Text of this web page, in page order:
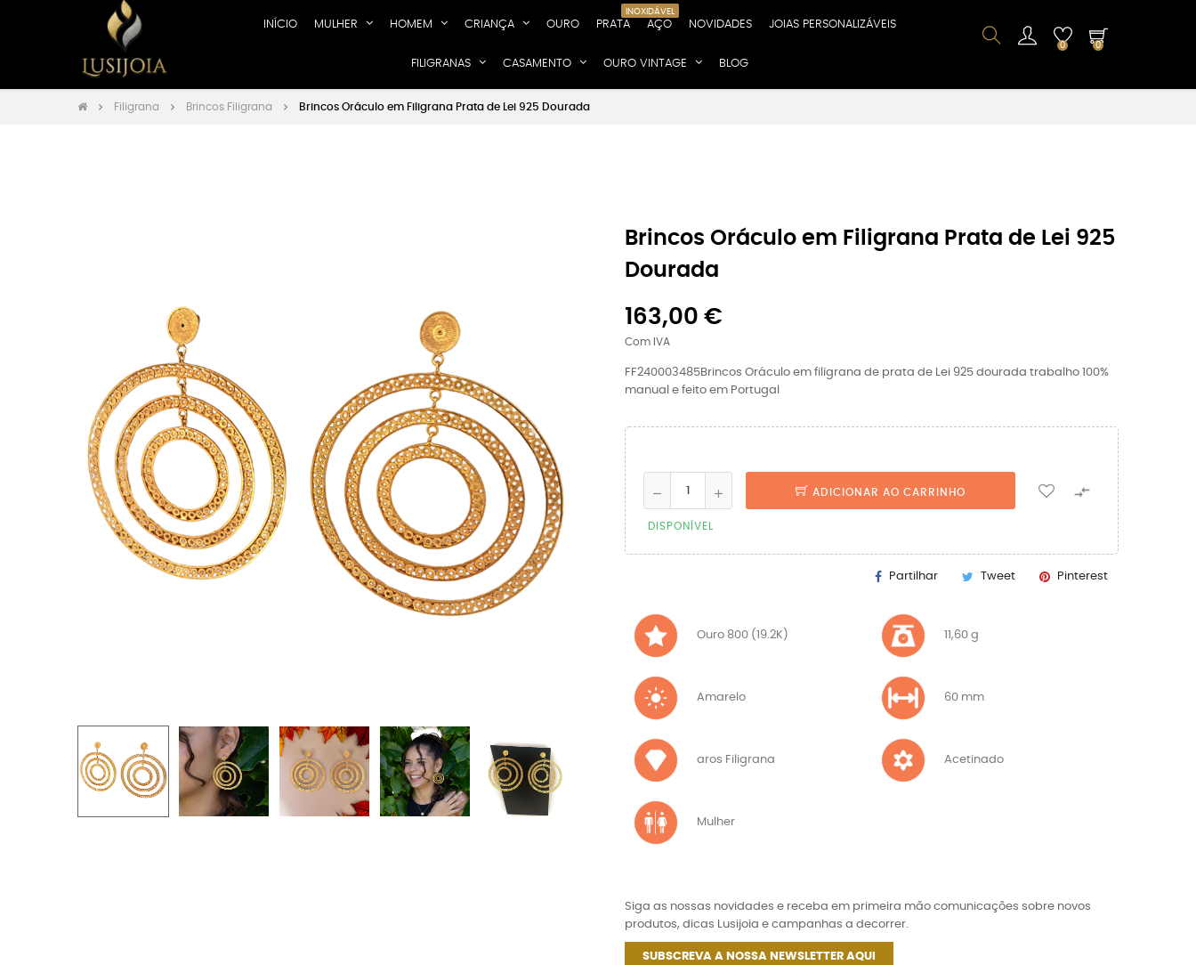
INÍCIO MULHER HOMEM CRIANÇA OURO PRATA AÇO
INOXIDÁVEL
NOVIDADES JOIAS PERSONALIZÁVEIS
FILIGRANAS CASAMENTO OURO VINTAGE BLOG
0 0
Filigrana Brincos Filigrana Brincos Oráculo em Filigrana Prata de Lei 925 Dourada
Brincos Oráculo em Filigrana Prata de Lei 925
Dourada
163,00 €
Com IVA
FF240003485Brincos Oráculo em filigrana de prata de Lei 925 dourada trabalho 100%
manual e feito em Portugal
ADICIONAR AO CARRINHO 
DISPONÍVEL
Partilhar Tweet Pinterest
Ouro 800 (19.2K) 11,60 g
Amarelo 60 mm
aros Filigrana Acetinado
Mulher
Siga as nossas novidades e receba em primeira mão comunicações sobre novos
produtos, dicas Lusijoia e campanhas a decorrer.
SUBSCREVA A NOSSA NEWSLETTER AQUI